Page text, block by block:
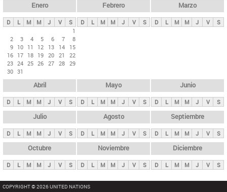
ds
p
n
c
i
p
l
e
s
Enero
D L M M J V
S
1
2
3 4 5 6 7
8
9 10 11 12 13 14
15
16 17 18 19 20 21
22
23 24 25 26 27 28 29
30 31
Febrero
D L M M J V S
Marzo
D L M M J V S
Abril
D L M M J V S
Mayo
D L M M J V S
Junio
D L M M J V S
Julio
D L M M J V S
Agosto
D L M M J V S
Septiembre
D L M M J V S
Octubre
D L M M J V S
Noviembre
D L M M J V S
Diciembre
D L M M J V S
COPYRIGHT © 2026 UNITED NATIONS